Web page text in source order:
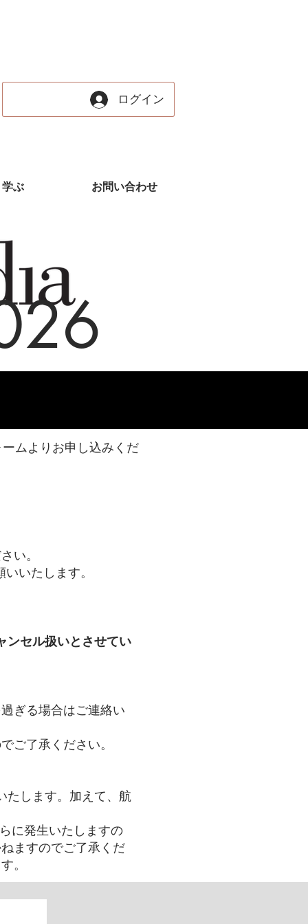
ログイン
学ぶ お問い合わせ
ムよりお申し込みくだ
い。
いたします。
ンセル扱いとさせてい
ぎる場合はご連絡い
ご了承ください。
たします。加えて、航
に発生いたしますの
ますのでご了承くだ
。